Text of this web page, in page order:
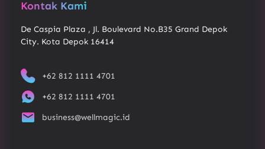
Kontak Kami
De Caspia Plaza , Jl. Boulevard No.B35 Grand Depok
City. Kota Depok 16414
+62 812 1111 4701
+62 812 1111 4701
business@wellmagic.id